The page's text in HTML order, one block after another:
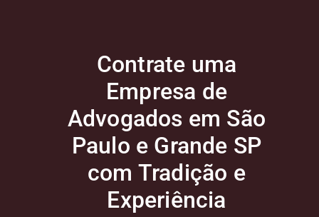
Contrate uma
Empresa de
Advogados em São
Paulo e Grande SP
com Tradição e
Experiência